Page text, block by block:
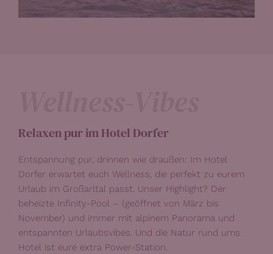
Relaxen pur im Hotel Dorfer
Entspannung pur, drinnen wie draußen: Im Hotel
Dorfer erwartet euch Wellness, die perfekt zu eurem
Urlaub im Großarltal passt. Unser Highlight? Der
beheizte Infinity-Pool – (geöffnet von März bis
November) und immer mit alpinem Panorama und
entspannten Urlaubsvibes. Und die Natur rund ums
Hotel ist eure extra Power-Station.